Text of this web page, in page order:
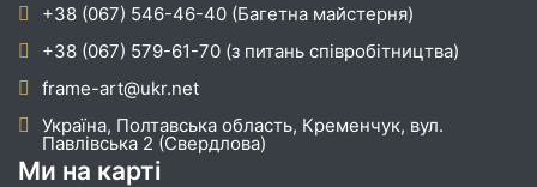
+38 (067) 546-46-40 (Багетна майстерня)
+38 (067) 579-61-70 (з питань співробітництва)
frame-art@ukr.net
Україна, Полтавська область, Кременчук, вул.
Павлівська 2 (Свердлова)
Ми на карті